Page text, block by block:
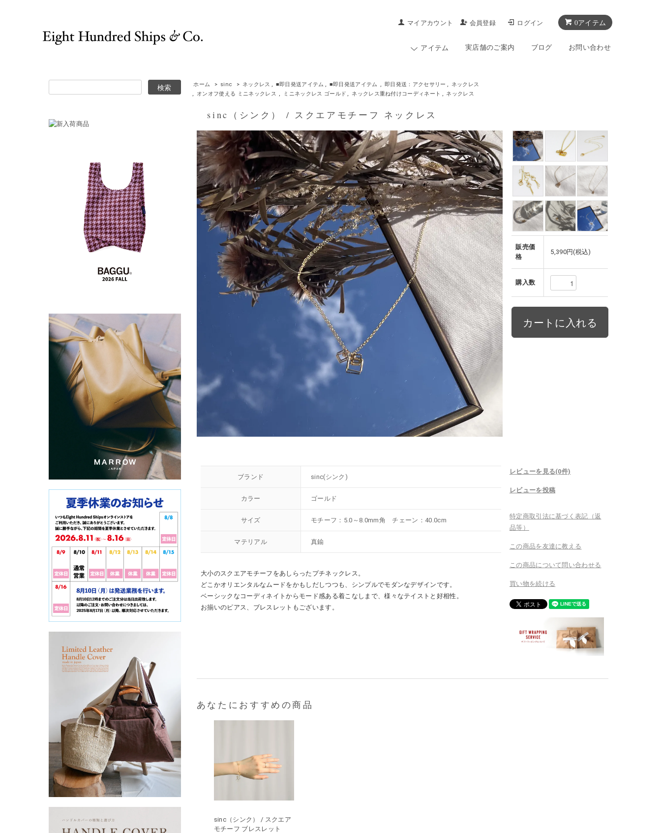
0アイテム
マイアカウント 会員登録 ログイン
アイテム 実店舗のご案内 ブログ お問い合わせ
ホーム > sinc > ネックレス , ■即日発送アイテム , ■即日発送アイテム , 即日発送：アクセサリー ,
ネックレス
,
オンオフ使える ミニネックレス , ミニネックレス ゴールド , ネックレス重ね付けコーディネート , ネックレス
sinc（シンク） / スクエアモチーフ ネックレス
販売価
格
5,390円(税込)
購入数
ブランド sinc(シンク)
カラー ゴールド
サイズ モチーフ：5.0～8.0mm角 チェーン：40.0cm
マテリアル 真鍮
大小のスクエアモチーフをあしらったプチネックレス。
どこかオリエンタルなムードをかもしだしつつも、シンプルでモダンなデザインです。
ベーシックなコーディネイトからモード感ある着こなしまで、様々なテイストと好相性。
お揃いのピアス、ブレスレットもございます。
レビューを見る(0件)
レビューを投稿
特定商取引法に基づく表記（返
品等）
この商品を友達に教える
この商品について問い合わせる
買い物を続ける
あなたにおすすめの商品
sinc（シンク） / スクエア
モチーフ ブレスレット